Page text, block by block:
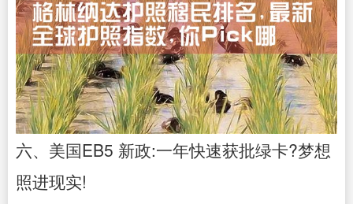
六、美国EB5 新政:一年快速获批绿卡?梦想
照进现实!